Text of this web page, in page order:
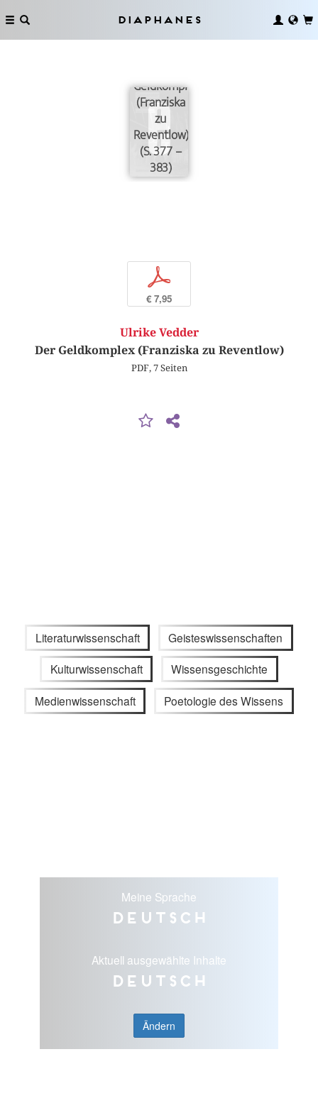
Diaphanes
Geldkomplex
(Franziska
zu
Reventlow)
(S. 377 –
383)
p
€ 7,95
Ulrike Vedder
Der Geldkomplex (Franziska zu Reventlow)
PDF, 7 Seiten
Literaturwissenschaft Geisteswissenschaften
Kulturwissenschaft Wissensgeschichte
Medienwissenschaft Poetologie des Wissens
Meine Sprache
Deutsch
Aktuell ausgewählte Inhalte
Deutsch
Ändern